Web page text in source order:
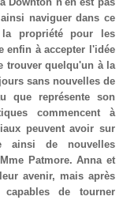
naviguer dans ce
propriété pour les
enfin à accepter l'idée
trouver quelqu'un à la
sans nouvelles de
que représente son
commencent à
peuvent avoir sur
ainsi de nouvelles
Patmore. Anna et
avenir, mais après
de tourner